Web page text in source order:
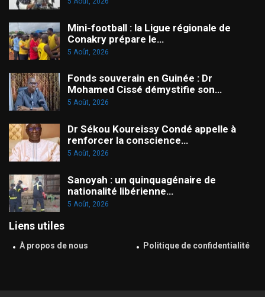
Mini-football : la Ligue régionale de
Conakry prépare le…
5 Août, 2026
Fonds souverain en Guinée : Dr
Mohamed Cissé démystifie son…
5 Août, 2026
Dr Sékou Koureissy Condé appelle à
renforcer la conscience…
5 Août, 2026
Sanoyah : un quinquagénaire de
nationalité libérienne…
5 Août, 2026
Liens utiles
À propos de nous Politique de confidentialité